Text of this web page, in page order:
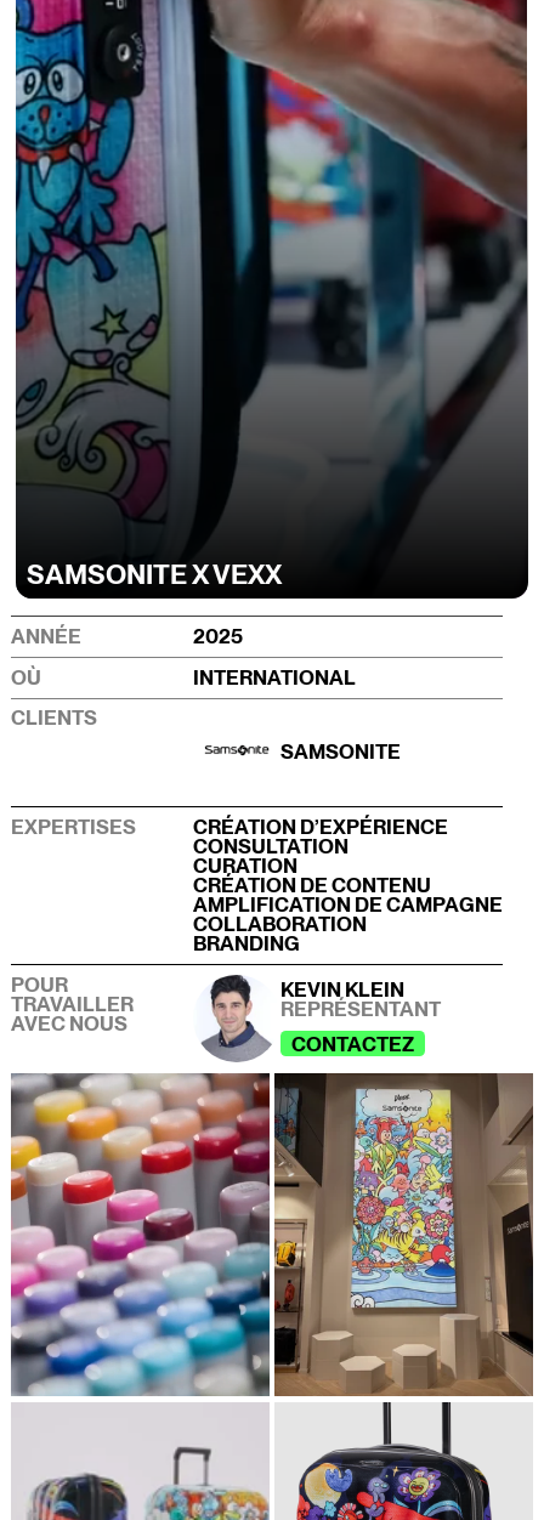
SAMSONITE X VEXX
ANNÉE
2025
OÙ
INTERNATIONAL
CLIENTS
SAMSONITE
EXPERTISES
CRÉATION D’EXPÉRIENCE
CONSULTATION
CURATION
CRÉATION DE CONTENU
AMPLIFICATION DE CAMPAGNE
COLLABORATION
BRANDING
POUR
TRAVAILLER
AVEC NOUS
KEVIN KLEIN
REPRÉSENTANT
CONTACTEZ